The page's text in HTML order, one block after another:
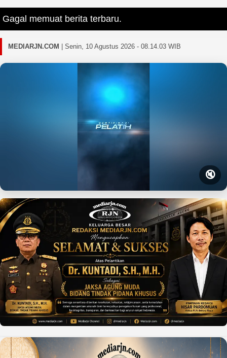
memuat berita terbaru.
MEDIARJN.COM Senin, 10 Agustus 2026 - 08.14.04 WIB
🔇